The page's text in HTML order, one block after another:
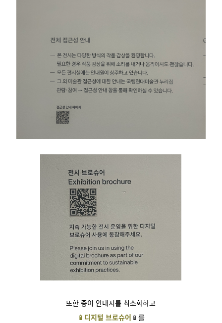
또한 종이 안내지를 최소화하고
📱디지털 브로슈어 📱를